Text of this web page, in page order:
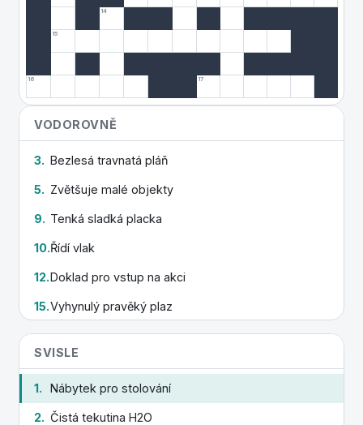
14
15
16 17
VODOROVNĚ
3. Bezlesá travnatá pláň
5. Zvětšuje malé objekty
9. Tenká sladká placka
10.Řídí vlak
12.Doklad pro vstup na akci
15.Vyhynulý pravěký plaz
16.Hora chrlící lávu
SVISLE
1. Nábytek pro stolování
2. Čistá tekutina H2O